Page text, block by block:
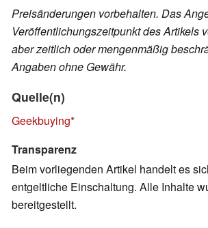
Preisänderungen vorbehalten. Das
Veröffentlichungszeitpunkt des Artikels
aber zeitlich oder mengenmäßig
Angaben ohne Gewähr.
Quelle(n)
Geekbuying
Transparenz
Beim vorliegenden Artikel handelt es
entgeltliche Einschaltung. Alle Inhalte
bereitgestellt.